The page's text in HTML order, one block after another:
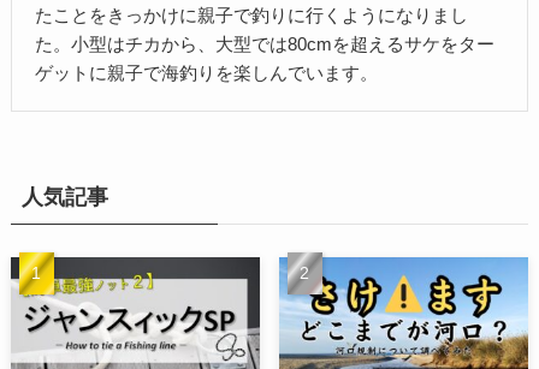
たことをきっかけに親子で釣りに行くようになりまし
た。小型はチカから、大型では80cmを超えるサケをター
ゲットに親子で海釣りを楽しんでいます。
人気記事